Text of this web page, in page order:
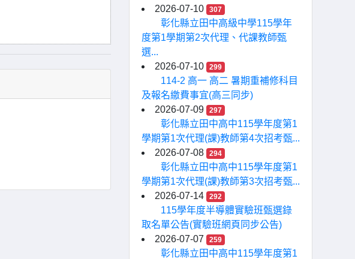
2026-07-10
307
彰化縣立田中高級中學115學年
度第1學期第2次代理、代課教師甄
選...
2026-07-10
299
114-2 高一 高二 暑期重補修科目
及報名繳費事宜(高三同步)
2026-07-09
297
彰化縣立田中高中115學年度第1
學期第1次代理(課)教師第4次招考甄...
2026-07-08
294
彰化縣立田中高中115學年度第1
學期第1次代理(課)教師第3次招考甄...
2026-07-14
292
115學年度半導體實驗班甄選錄
取名單公告(實驗班網頁同步公告)
2026-07-07
259
彰化縣立田中高中115學年度第1